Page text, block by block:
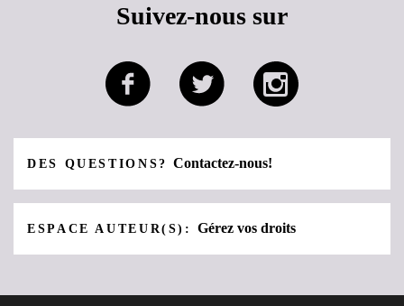
Suivez-nous sur
DES QUESTIONS?Contactez-nous!
ESPACE AUTEUR(S):Gérez vos droits